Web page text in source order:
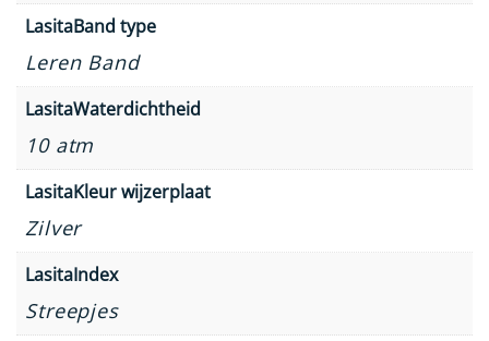
LasitaBand type
Leren Band
LasitaWaterdichtheid
10 atm
LasitaKleur wijzerplaat
Zilver
LasitaIndex
Streepjes